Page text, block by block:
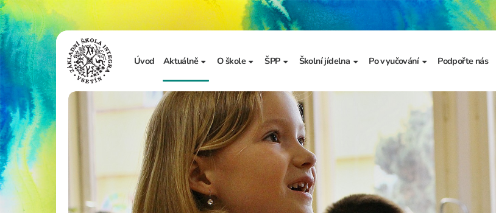
Úvod Aktuálně
Sdělení školy
Ze života školy
O škole
Základní informace
Úřední deska
Vzdělávání a výchova
Zápis do 1. třídy
Školní dokumenty
ŠPP
Základní informace
Dokumenty školního
metodika prevence
Školní jídelna
Jídelníček
Po vyučování
Školní družina
Školní klub
Kroužky
Bellhop čipový systém
Podpořte nás